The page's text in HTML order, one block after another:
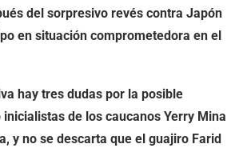
del sorpresivo revés contra Japón
en situación comprometedora en el
hay tres dudas por la posible
de los caucanos Yerry Mina
y no se descarta que el guajiro Farid